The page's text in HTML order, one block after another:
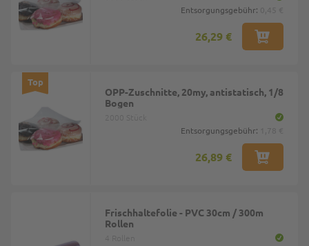
Entsorgungsgebühr:
26,29 €
Top
OPP-Zuschnitte, 20my, antistatisch, 1/8
Bogen
Entsorgungsgebühr:
26,89 €
Frischhaltefolie - PVC 30cm / 300m
Rollen